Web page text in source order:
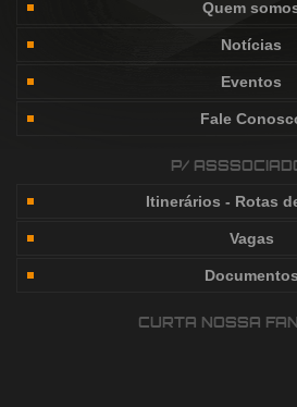
Quem
Notícias
Eventos
Fale
P/
Itinerários - Rotas
Vagas
Documentos
CURTA NOSSA